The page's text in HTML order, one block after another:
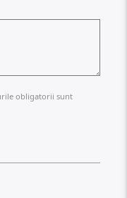
obligatorii sunt